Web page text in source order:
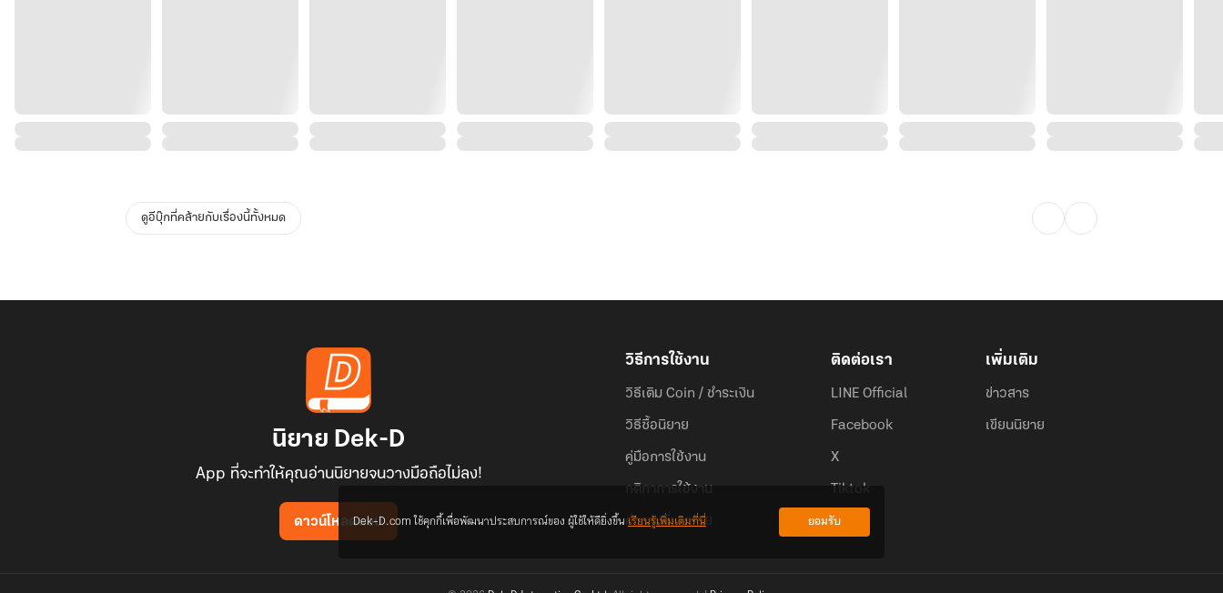
ดูอีบุ๊กที่คล้ายกับเรื่องนี้ทั้งหมด
นิยาย Dek-D
App ที่จะทำให้คุณอ่านนิยายจนวางมือถือไม่ลง!
ดาวน์โหลดแอป
วิธีการใช้งาน
วิธีเติม Coin / ชำระเงิน
วิธีซื้อนิยาย
คู่มือการใช้งาน
กติกาการใช้งาน
คำถามที่พบบ่อย
ติดต่อเรา
LINE Official
Facebook
X
Tiktok
เพิ่มเติม
ข่าวสาร
เขียนนิยาย
Dek-D.com ใช้คุกกี้เพื่อพัฒนาประสบการณ์ของ ผู้ใช้ให้ดียิ่งขึ้นเรียนรู้เพิ่มเติมที่นี่ ยอมรับ